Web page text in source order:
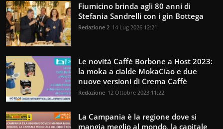
Fiumicino brinda agli 80 anni di
Stefania Sandrelli con i gin Bottega
Redazione 2 14 Lug 2026 12:21
Le novità Caffè Borbone a Host 2023:
la moka a cialde MokaCiao e due
nuove versioni di Crema Caffè
Redazione 12 Ottobre 2023 11:22
La Campania è la regione dove si
mangia meglio al mondo, la capitale